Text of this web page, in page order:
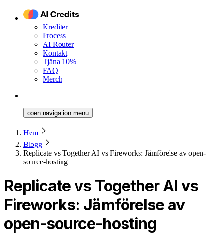
Krediter
Process
AI Router
Kontakt
Tjäna 10%
FAQ
Merch
open navigation menu
Hem
Blogg
Replicate vs Together AI vs Fireworks: Jämförelse av open-
source-hosting
Replicate vs Together AI vs
Fireworks: Jämförelse av
open-source-hosting